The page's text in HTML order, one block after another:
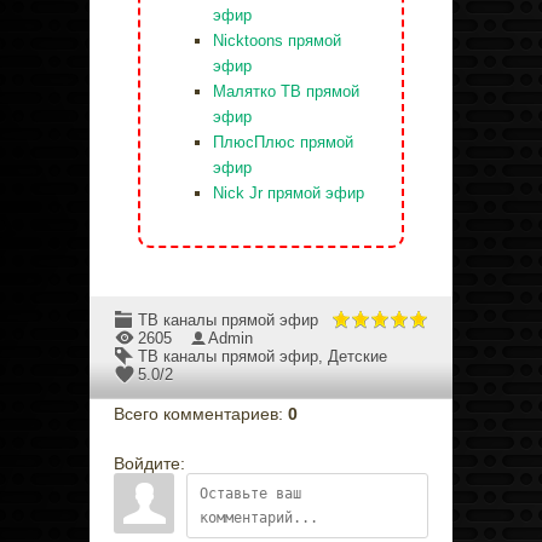
эфир
Nicktoons прямой
эфир
Малятко ТВ прямой
эфир
ПлюсПлюс прямой
эфир
Nick Jr прямой эфир
ТВ каналы прямой эфир
2605
Admin
ТВ каналы прямой эфир, Детские
5.0/2
Всего комментариев: 0
Войдите: